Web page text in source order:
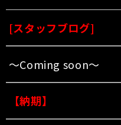
[スタッフブログ]
〜Coming soon〜
【納期】